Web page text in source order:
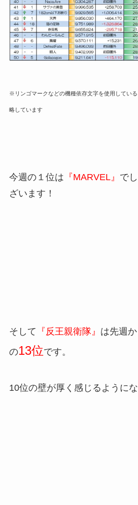
※リンゴマークなどの機種依存文字を使用してい
略しています
今週の１位は 『MARVEL』 で
ざいます！
そして 『反王親衛隊』 は先週か
の13位です。
10位の壁が厚く感じるようにな